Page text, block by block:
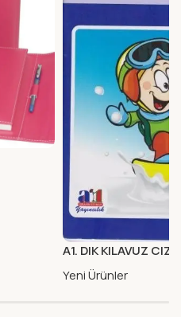
A1. DIK KILAVUZ
KARTON KAPAK
Yeni Ürünler